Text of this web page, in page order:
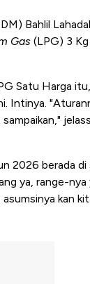
Bahlil
Gas (LPG) 3
Satu Harga
Intinya.
2026 berada di
ya, range-nya
kan